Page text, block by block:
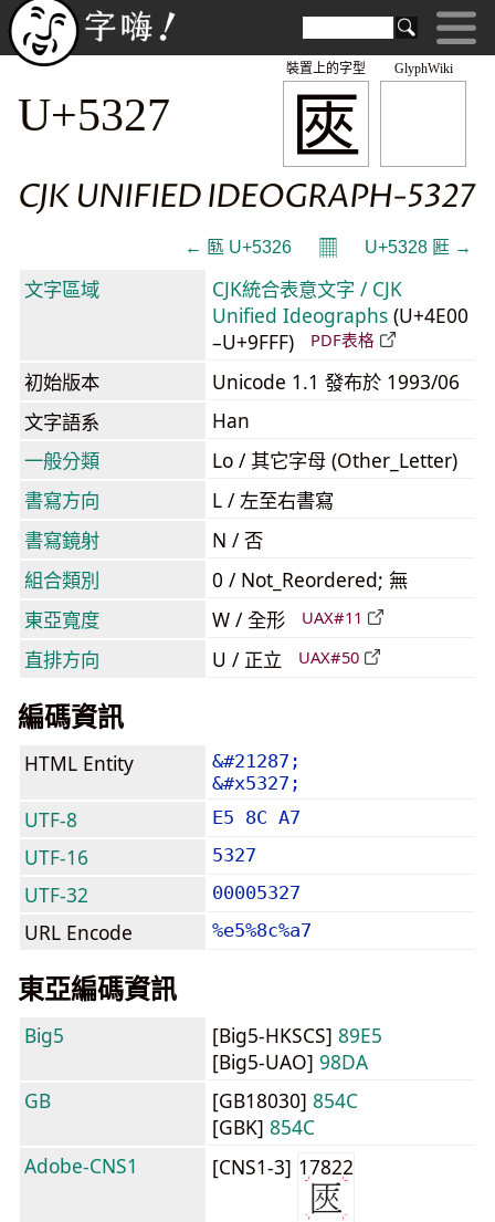
GlyphWiki
匧
裝置上的字型
U+5327
CJK UNIFIED IDEOGRAPH-5327
← 匦 U+5326 𝄜 U+5328 匨 →
文字區域
CJK統合表意文字 / CJK
Unified Ideographs (U+4E00
–U+9FFF)
PDF表格
初始版本
Unicode 1.1 發布於 1993/06
文字語系
Han
一般分類
Lo / 其它字母 (Other_Letter)
書寫方向
L / 左至右書寫
書寫鏡射
N / 否
組合類別
0 / Not_Reordered; 無
東亞寬度
W / 全形 UAX#11
直排方向 U / 正立 UAX#50
編碼資訊
HTML Entity
&#21287;
&#x5327;
UTF-8 E5 8C A7
UTF-16 5327
UTF-32 00005327
URL Encode %e5%8c%a7
東亞編碼資訊
Big5 [Big5-HKSCS] 89E5
[Big5-UAO] 98DA
GB
[GB18030] 854C
[GBK] 854C
Adobe-CNS1
[CNS1-3] 17822